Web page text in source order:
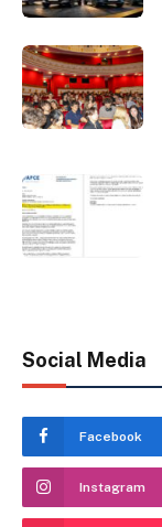
Social Media
Facebook
Instagram